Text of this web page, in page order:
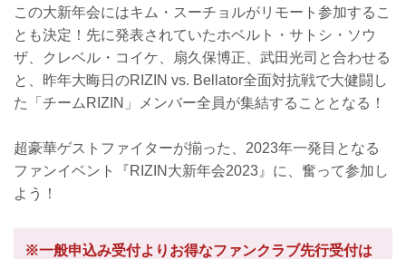
この大新年会にはキム・スーチョルがリモート参加するこ
とも決定！先に発表されていたホベルト・サトシ・ソウ
ザ、クレベル・コイケ、扇久保博正、武田光司と合わせる
と、昨年大晦日のRIZIN vs. Bellator全面対抗戦で大健闘し
た「チームRIZIN」メンバー全員が集結することとなる！
超豪華ゲストファイターが揃った、2023年一発目となる
ファンイベント『RIZIN大新年会2023』に、奮って参加し
よう！
※一般申込み受付よりお得なファンクラブ先行受付は